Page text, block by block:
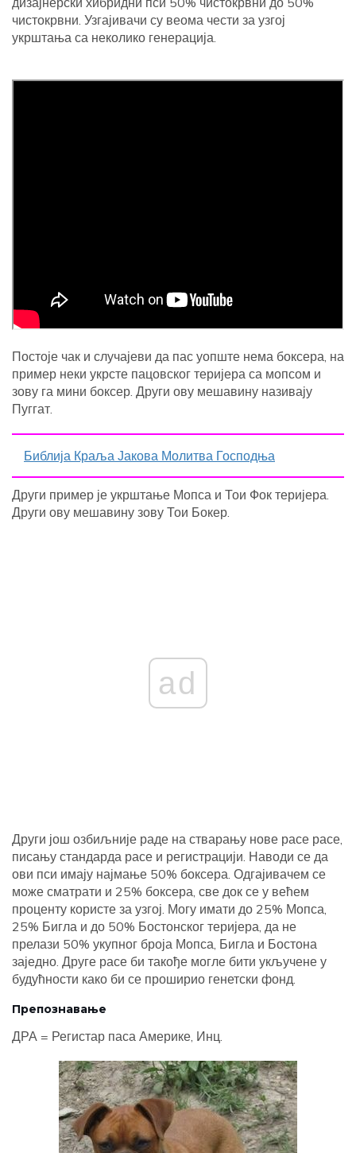
чистокрвни. Узгајивачи су веома чести за узгој
укрштања са неколико генерација.
Постоје чак и случајеви да пас уопште нема боксера, на
пример неки укрсте пацовског теријера са мопсом и
зову га мини боксер. Други ову мешавину називају
Пуггат.
Библија Краља Јакова Молитва Господња
Други пример је укрштање Мопса и Тои Фок теријера.
Други ову мешавину зову Тои Бокер.
ad
Други још озбиљније раде на стварању нове расе расе,
писању стандарда расе и регистрацији. Наводи се да
ови пси имају најмање 50% боксера. Одгајивачем се
може сматрати и 25% боксера, све док се у већем
проценту користе за узгој. Могу имати до 25% Мопса,
25% Бигла и до 50% Бостонског теријера, да не
прелази 50% укупног броја Мопса, Бигла и Бостона
заједно. Друге расе би такође могле бити укључене у
будућности како би се проширио генетски фонд.
Препознавање
ДРА = Регистар паса Америке, Инц.